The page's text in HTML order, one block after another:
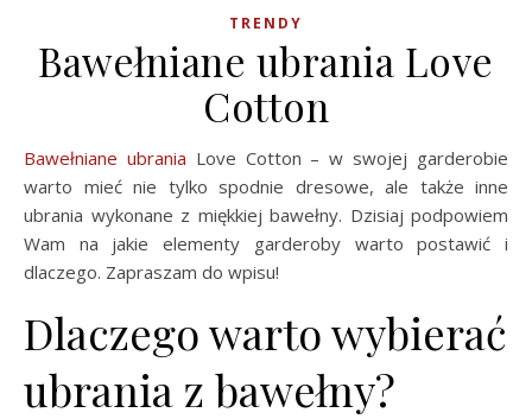
TRENDY
Bawełniane ubrania Love
Cotton
Bawełniane ubrania Love Cotton – w swojej garderobie
warto mieć nie tylko spodnie dresowe, ale także inne
ubrania wykonane z miękkiej bawełny. Dzisiaj podpowiem
Wam na jakie elementy garderoby warto postawić i
dlaczego. Zapraszam do wpisu!
Dlaczego warto wybierać
ubrania z bawełny?